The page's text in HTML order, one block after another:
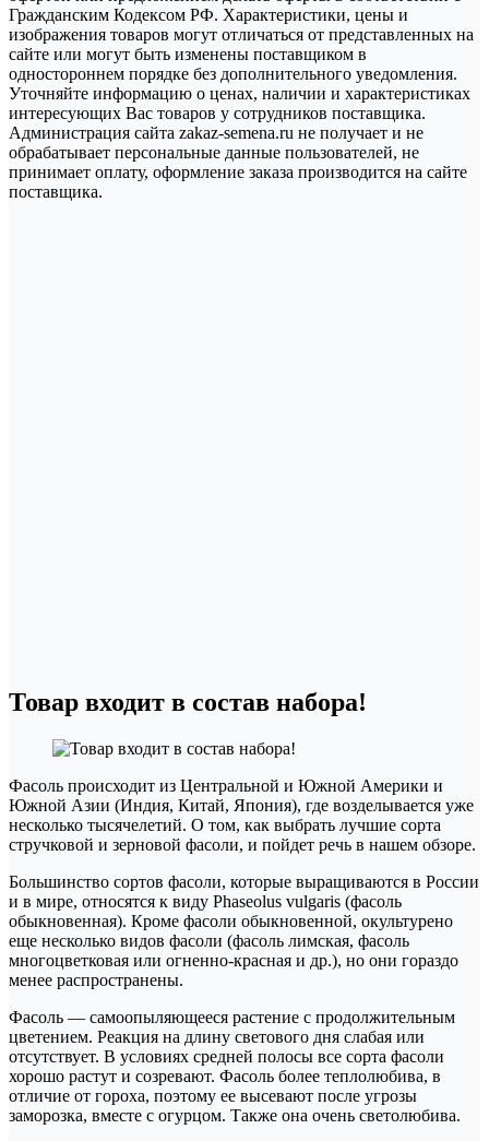
Гражданским Кодексом РФ. Характеристики, цены и
изображения товаров могут отличаться от представленных на
сайте или могут быть изменены поставщиком в
одностороннем порядке без дополнительного уведомления.
Уточняйте информацию о ценах, наличии и характеристиках
интересующих Вас товаров у сотрудников поставщика.
Администрация сайта zakaz-semena.ru не получает и не
обрабатывает персональные данные пользователей, не
принимает оплату, оформление заказа производится на сайте
поставщика.
Товар входит в состав набора!
Фасоль происходит из Центральной и Южной Америки и
Южной Азии (Индия, Китай, Япония), где возделывается уже
несколько тысячелетий. О том, как выбрать лучшие сорта
стручковой и зерновой фасоли, и пойдет речь в нашем обзоре.
Большинство сортов фасоли, которые выращиваются в России
и в мире, относятся к виду Phaseolus vulgaris (фасоль
обыкновенная). Кроме фасоли обыкновенной, окультурено
еще несколько видов фасоли (фасоль лимская, фасоль
многоцветковая или огненно-красная и др.), но они гораздо
менее распространены.
Фасоль — самоопыляющееся растение с продолжительным
цветением. Реакция на длину светового дня слабая или
отсутствует. В условиях средней полосы все сорта фасоли
хорошо растут и созревают. Фасоль более теплолюбива, в
отличие от гороха, поэтому ее высевают после угрозы
заморозка, вместе с огурцом. Также она очень светолюбива.